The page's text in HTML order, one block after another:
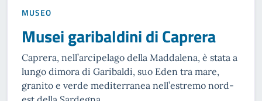
MUSEO
Musei garibaldini di Caprera
Caprera, nell’arcipelago della Maddalena, è stata a
lungo dimora di Garibaldi, suo Eden tra mare,
granito e verde mediterranea nell’estremo nord-